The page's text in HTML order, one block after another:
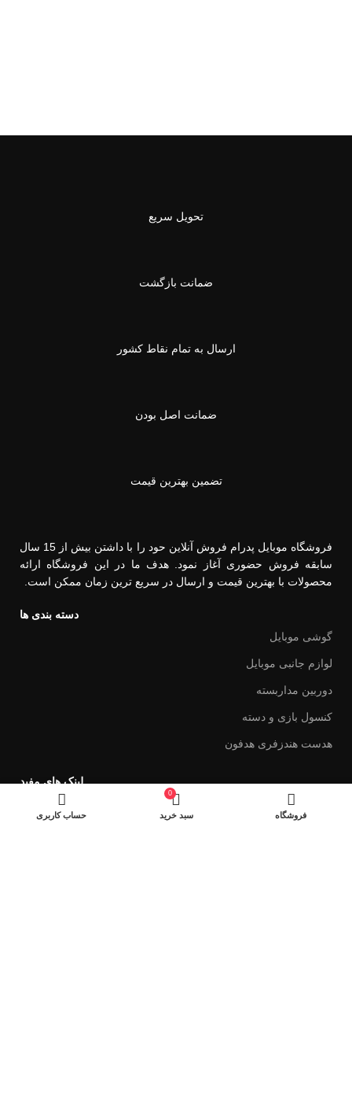
تحویل سریع
ضمانت بازگشت
ارسال به تمام نقاط کشور
ضمانت اصل بودن
تضمین بهترین قیمت
فروشگاه موبایل پدرام فروش آنلاین حود را با داشتن بیش از 15 سال
سابقه فروش حضوری آغاز نمود. هدف ما در این فروشگاه ارائه
محصولات با بهترین قیمت و ارسال در سریع ترین زمان ممکن است.
دسته بندی ها
گوشی موبایل
لوازم جانبی موبایل
دوربین مداربسته
کنسول بازی و دسته
هدست هندزفری هدفون
لینک های مفید
فروش ویژه
فروشگاه
0
سبد خرید حساب کاربری